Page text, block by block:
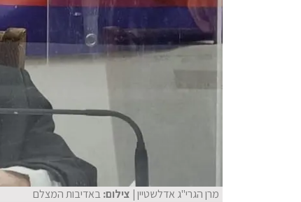
מרן הגרי"ג אדלשטיין| צילום: באדיבות המצלם